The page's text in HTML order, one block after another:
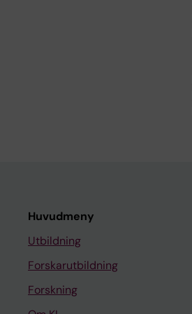
Huvudmeny
Utbildning
Forskarutbildning
Forskning